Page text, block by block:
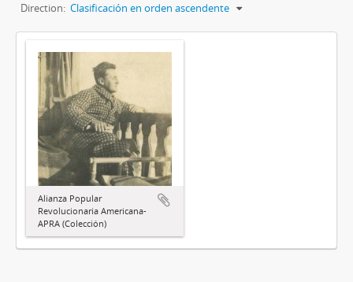
Direction: Clasificación en orden ascendente
Alianza Popular
Revolucionaria Americana-
APRA (Colección)